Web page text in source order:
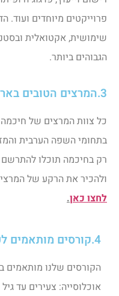
פרוייקטים מיוחדים ועוד.
שימושית, אקטואלית
הגבוהים ביותר.
3.המרצים הטובים בארץ
כל צוות המרצים של
בתחומי השפה הערבית
רק בחיכמה תוכלו להתרשם
ולהכיר את הרקע של
לחצו כאן.
4.קורסים מותאמים לכל רמה ולכל גיל
אוכלוסייה: צעירים עד גיל 20, מבוגרים ובני הגיל השלישי.